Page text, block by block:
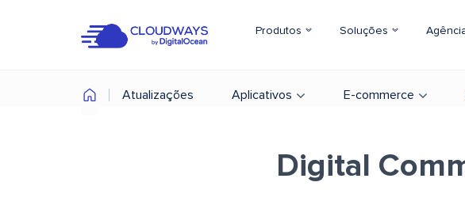
Produtos Soluções
Atualizações Aplicativos E-commerce
Digital